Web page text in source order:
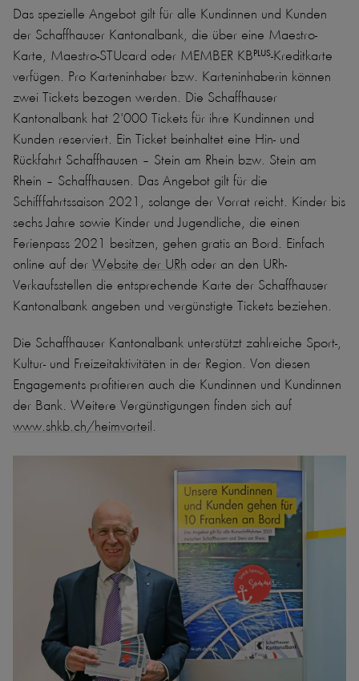
Das spezielle Angebot gilt für alle Kundinnen und Kunden
der Schaffhauser Kantonalbank, die über eine Maestro-
Karte, Maestro-STUcard oder MEMBER KB PLUS-Kreditkarte
verfügen. Pro Karteninhaber bzw. Karteninhaberin können
zwei Tickets bezogen werden. Die Schaffhauser
Kantonalbank hat 2'000 Tickets für ihre Kundinnen und
Kunden reserviert. Ein Ticket beinhaltet eine Hin- und
Rückfahrt Schaffhausen – Stein am Rhein bzw. Stein am
Rhein – Schaffhausen. Das Angebot gilt für die
Schifffahrtssaison 2021, solange der Vorrat reicht. Kinder bis
sechs Jahre sowie Kinder und Jugendliche, die einen
Ferienpass 2021 besitzen, gehen gratis an Bord. Einfach
online auf der Website der URh oder an den URh-
Verkaufsstellen die entsprechende Karte der Schaffhauser
Kantonalbank angeben und vergünstigte Tickets beziehen.
Die Schaffhauser Kantonalbank unterstützt zahlreiche Sport-,
Kultur- und Freizeitaktivitäten in der Region. Von diesen
Engagements profitieren auch die Kundinnen und Kundinnen
der Bank. Weitere Vergünstigungen finden sich auf
www.shkb.ch/heimvorteil .